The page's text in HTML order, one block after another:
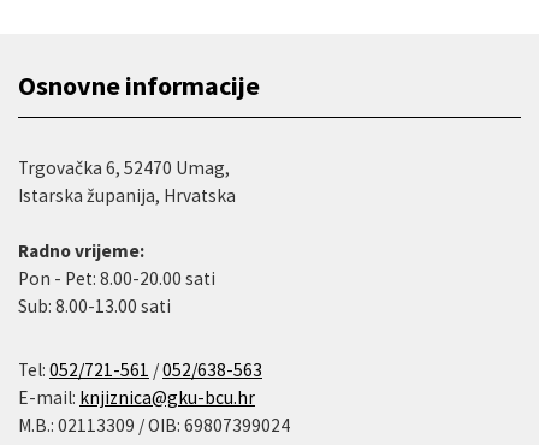
Osnovne informacije
Trgovačka 6, 52470 Umag,
Istarska županija, Hrvatska
Radno vrijeme:
Pon - Pet: 8.00-20.00 sati
Sub: 8.00-13.00 sati
Tel: 052/721-561 /052/638-563
E-mail: knjiznica@gku-bcu.hr
M.B.: 02113309 / OIB: 69807399024